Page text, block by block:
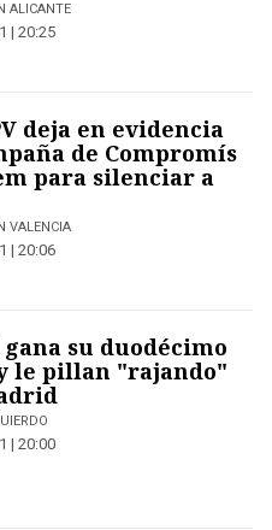
ALICANTE
| 20:25
deja en evidencia
de Compromís
para silenciar a
VALENCIA
| 20:06
su duodécimo
le pillan "rajando"
| 20:00